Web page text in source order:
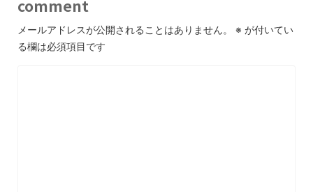
comment
メールアドレスが公開されることはありません。 ※ が付いてい
る欄は必須項目です